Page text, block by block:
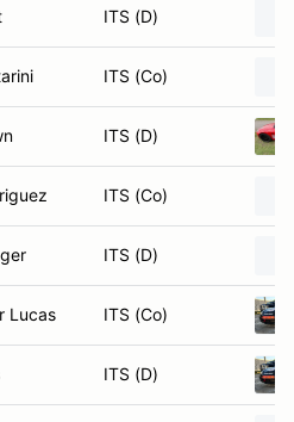
ITS (D)
ITS (Co)
ITS (D)
ITS (Co)
ITS (D)
Lucas ITS (Co)
ITS (D)